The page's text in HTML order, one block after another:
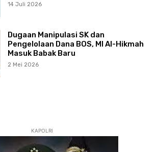
14 Juli 2026
Dugaan Manipulasi SK dan
Pengelolaan Dana BOS, MI Al-Hikmah
Masuk Babak Baru
2 Mei 2026
KAPOLRI